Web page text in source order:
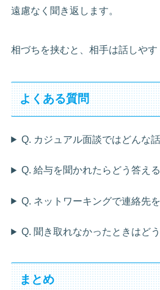
遠慮なく聞き返します。
相づちを挟むと、相手は話しやす
よくある質問
Q. カジュアル面談ではどんな
Q. 給与を聞かれたらどう答え
Q. ネットワーキングで連絡先
Q. 聞き取れなかったときはど
まとめ